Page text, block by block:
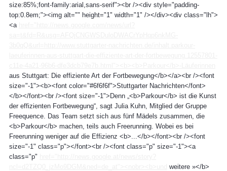
size:85%;font-family:arial,sans-serif"><br /><div style="padding-
top:0.8em;"><img alt="" height="1" width="1" /></div><div class="lh">
<a
aus Stuttgart: Die effiziente Art der Fortbewegung</b></a><br /><font
size="-1"><b><font color="#6f6f6f">Stuttgarter Nachrichten</font>
</b></font><br /><font size="-1">Denn „<b>Parkour</b> ist die Kunst
der effizienten Fortbewegung“, sagt Julia Kuhn, Mitglied der Gruppe
Freequence. Das Team setzt sich aus fünf Mädels zusammen, die
<b>Parkour</b> machen, teils auch Freerunning. Wobei es bei
Freerunning weniger auf die Effizienz <b>...</b></font><br /><font
size="-1" class="p"></font><br /><font class="p" size="-1"><a
class="p"
weitere »</b>